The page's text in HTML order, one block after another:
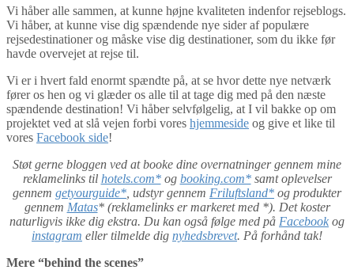
Vi håber alle sammen, at kunne højne kvaliteten indenfor rejseblogs.
Vi håber, at kunne vise dig spændende nye sider af populære
rejsedestinationer og måske vise dig destinationer, som du ikke før
havde overvejet at rejse til.
Vi er i hvert fald enormt spændte på, at se hvor dette nye netværk
fører os hen og vi glæder os alle til at tage dig med på den næste
spændende destination! Vi håber selvfølgelig, at I vil bakke op om
projektet ved at slå vejen forbi vores hjemmeside og give et like til
vores Facebook side!
Støt gerne bloggen ved at booke dine overnatninger gennem mine
reklamelinks til hotels.com*og booking.com*samt oplevelser
gennem getyourguide* , udstyr gennem Friluftsland* og produkter
gennem Matas* (reklamelinks er markeret med *). Det koster
naturligvis ikke dig ekstra. Du kan også følge med på Facebook og
instagram eller tilmelde dig nyhedsbrevet. På forhånd tak!
Mere “behind the scenes”